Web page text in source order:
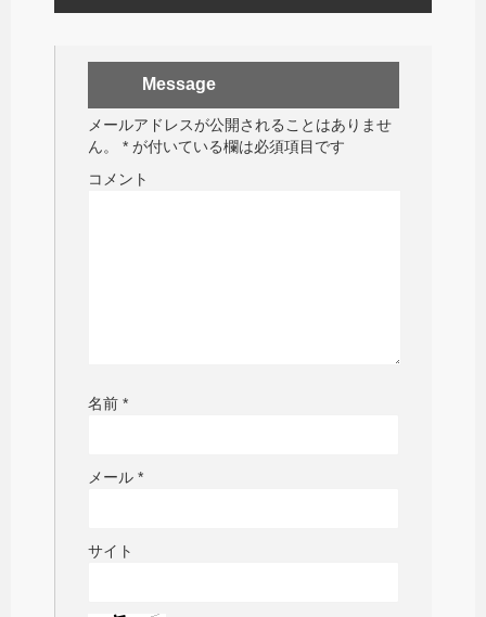
Message
メールアドレスが公開されることはありませ
ん。
* が付いている欄は必須項目です
コメント
名前 *
メール *
サイト